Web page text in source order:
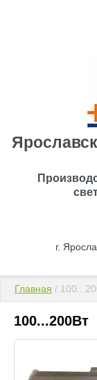
г.
Главная /
100...200Вт